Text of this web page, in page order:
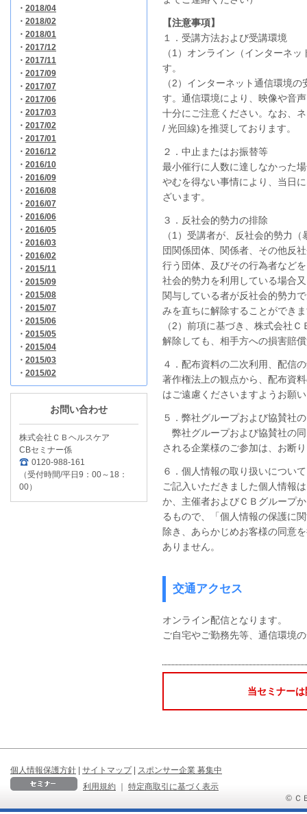
・ 2018/04
・ 2018/02
・ 2018/01
・ 2017/12
・ 2017/11
・ 2017/09
・ 2017/07
・ 2017/06
・ 2017/03
・ 2017/02
・ 2017/01
・ 2016/12
・ 2016/10
・ 2016/09
・ 2016/08
・ 2016/07
・ 2016/06
・ 2016/05
・ 2016/03
・ 2016/02
・ 2015/11
・ 2015/09
・ 2015/08
・ 2015/07
・ 2015/06
・ 2015/05
・ 2015/04
・ 2015/03
・ 2015/02
お問い合わせ
株式会社ＣＢヘルスケア
CBセミナー係
0120-988-161
（受付時間/平日9：00～18：
00）
【注意事項】
１．受講方法および受講環境
（1）オンライン（インターネ
す。
（2）インターネット通信環境
す。通信環境により、映像や音
十分にご注意ください。なお、
/ 光回線)を推奨しております。
２．中止またはお振替等
最小催行に人数に達しなかった
やむを得ない事情により、当日
ざいます。
３．反社会的勢力の排除
（1）受講者が、反社会的勢力
団関係団体、関係者、その他反
行う団体、及びその行為者など
社会的勢力を利用している場合
関与している者が反社会的勢力
みを直ちに解除することができ
（2）前項に基づき、株式会社
解除しても、相手方への損害賠
４．配布資料の二次利用、配信
著作権法上の観点から、配布資
はご遠慮くださいますようお願
５．弊社グループおよび協賛社
弊社グループおよび協賛社の
される企業様のご参加は、お断
６．個人情報の取り扱いについて
ご記入いただきました個人情報
か、主催者およびＣＢグループ
るもので、「個人情報の保護に
除き、あらかじめお客様の同意
ありません。
交通アクセス
オンライン配信となります。
ご自宅やご勤務先等、通信環境
当セミナー
個人情報保護方針 | サイトマップ | スポンサー企業 募集中
利用規約
｜
特定商取引に基づく表示
© Ｃ